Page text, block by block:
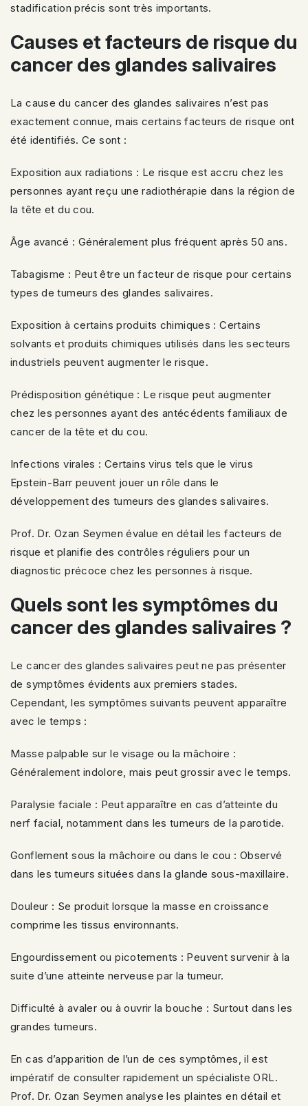
stadification précis sont très importants.
Causes et facteurs de risque du
cancer des glandes salivaires
La cause du cancer des glandes salivaires n’est pas
exactement connue, mais certains facteurs de risque ont
été identifiés. Ce sont :
Exposition aux radiations : Le risque est accru chez les
personnes ayant reçu une radiothérapie dans la région de
la tête et du cou.
Âge avancé : Généralement plus fréquent après 50 ans.
Tabagisme : Peut être un facteur de risque pour certains
types de tumeurs des glandes salivaires.
Exposition à certains produits chimiques : Certains
solvants et produits chimiques utilisés dans les secteurs
industriels peuvent augmenter le risque.
Prédisposition génétique : Le risque peut augmenter
chez les personnes ayant des antécédents familiaux de
cancer de la tête et du cou.
Infections virales : Certains virus tels que le virus
Epstein-Barr peuvent jouer un rôle dans le
développement des tumeurs des glandes salivaires.
Prof. Dr. Ozan Seymen évalue en détail les facteurs de
risque et planifie des contrôles réguliers pour un
diagnostic précoce chez les personnes à risque.
Quels sont les symptômes du
cancer des glandes salivaires ?
Le cancer des glandes salivaires peut ne pas présenter
de symptômes évidents aux premiers stades.
Cependant, les symptômes suivants peuvent apparaître
avec le temps :
Masse palpable sur le visage ou la mâchoire :
Généralement indolore, mais peut grossir avec le temps.
Paralysie faciale : Peut apparaître en cas d’atteinte du
nerf facial, notamment dans les tumeurs de la parotide.
Gonflement sous la mâchoire ou dans le cou : Observé
dans les tumeurs situées dans la glande sous-maxillaire.
Douleur : Se produit lorsque la masse en croissance
comprime les tissus environnants.
Engourdissement ou picotements : Peuvent survenir à la
suite d’une atteinte nerveuse par la tumeur.
Difficulté à avaler ou à ouvrir la bouche : Surtout dans les
grandes tumeurs.
En cas d’apparition de l’un de ces symptômes, il est
impératif de consulter rapidement un spécialiste ORL.
Prof. Dr. Ozan Seymen analyse les plaintes en détail et